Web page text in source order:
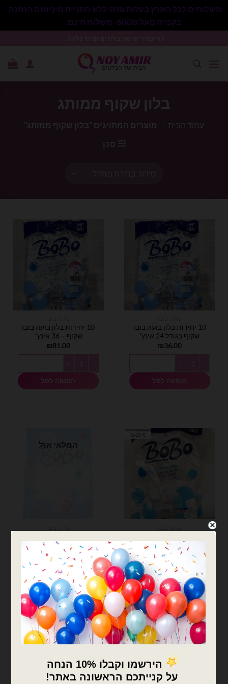
משלוחים לכל הארץ בעלות 50₪ ללא התניית מינימום הזמנה.
בקנייה מעל 600₪- משלוח חינם.
בלון שקוף ממותג
עמוד הבית
מוצרים המתויגים “בלון שקוף ממותג”
סנן
10 יחידות בלון בועה בובו
שקוף בגודל 24 אינץ'
₪36.00
הוספה לסל
10 יחידות בלון בועה בובו
שקוף – 36 אינץ׳
₪81.00
הוספה לסל
שקוף – 18 אינץ'
₪140.00
כמות של 50 יחידות בלון בועה בובו שקוף - 18 אינץ'
הוספה לסל
המלאי אזל
שקוף – 24 אינץ'
₪
36.00
המלאי אזל
צרפו אותי לרשימת
המתנה
המלאי אזל